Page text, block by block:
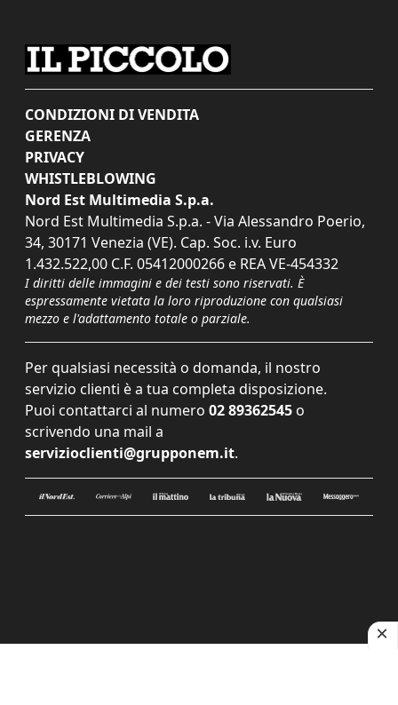
CONDIZIONI DI VENDITA
GERENZA
PRIVACY
WHISTLEBLOWING
Nord Est Multimedia S.p.a.
Nord Est Multimedia S.p.a. - Via Alessandro Poerio,
34, 30171 Venezia (VE). Cap. Soc. i.v. Euro
1.432.522,00 C.F. 05412000266 e REA VE-454332
I diritti delle immagini e dei testi sono riservati. È
espressamente vietata la loro riproduzione con qualsiasi
mezzo e l'adattamento totale o parziale.
Per qualsiasi necessità o domanda, il nostro
servizio clienti è a tua completa disposizione.
Puoi contattarci al numero 02 89362545 o
scrivendo una mail a
servizioclienti@grupponem.it.